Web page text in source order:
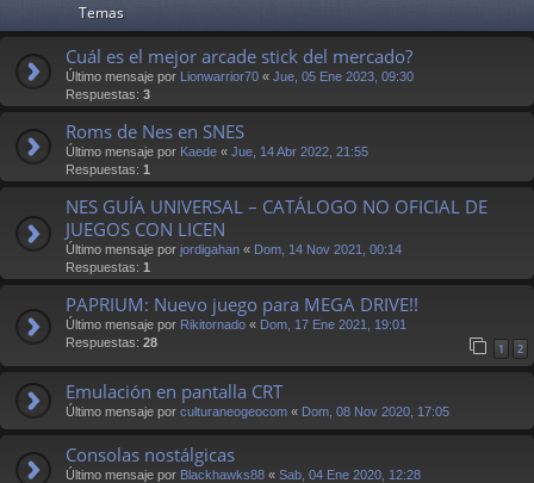
Temas
Cuál es el mejor arcade stick del mercado?
Último mensaje por Lionwarrior70 « Jue, 05 Ene 2023, 09:30
Respuestas: 3
Roms de Nes en SNES
Último mensaje por Kaede « Jue, 14 Abr 2022, 21:55
Respuestas: 1
NES GUÍA UNIVERSAL – CATÁLOGO NO OFICIAL DE
JUEGOS CON LICEN
Último mensaje por jordigahan « Dom, 14 Nov 2021, 00:14
Respuestas: 1
PAPRIUM: Nuevo juego para MEGA DRIVE!!
Último mensaje por Rikitornado « Dom, 17 Ene 2021, 19:01
Respuestas: 28 1 2
Emulación en pantalla CRT
Último mensaje por culturaneogeocom « Dom, 08 Nov 2020, 17:05
Consolas nostálgicas
Último mensaje por Blackhawks88 « Sab, 04 Ene 2020, 12:28